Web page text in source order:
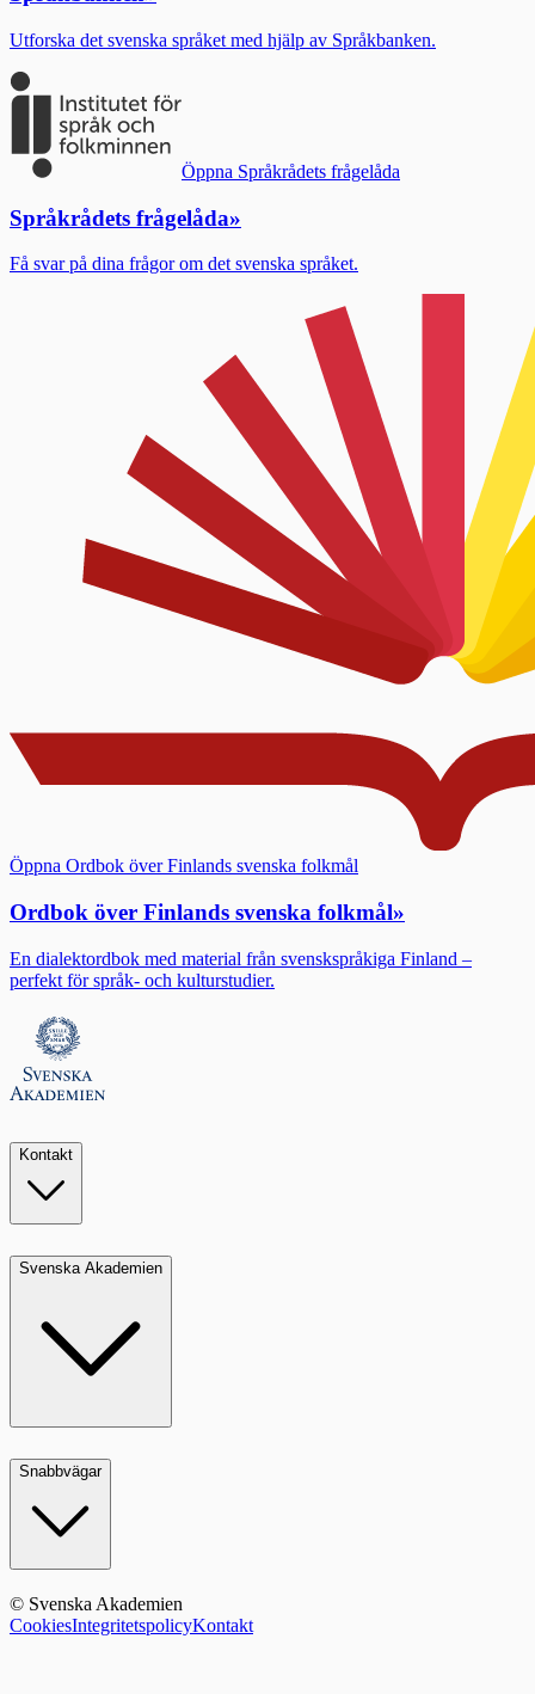
Utforska det svenska språket med hjälp av Språkbanken.
Öppna Språkrådets frågelåda
Språkrådets frågelåda»
Få svar på dina frågor om det svenska språket.
Öppna Ordbok över Finlands svenska folkmål
Ordbok över Finlands svenska folkmål»
En dialektordbok med material från svenskspråkiga Finland –
perfekt för språk- och kulturstudier.
Kontakt
Svenska Akademien
Snabbvägar
© Svenska Akademien
CookiesIntegritetspolicyKontakt